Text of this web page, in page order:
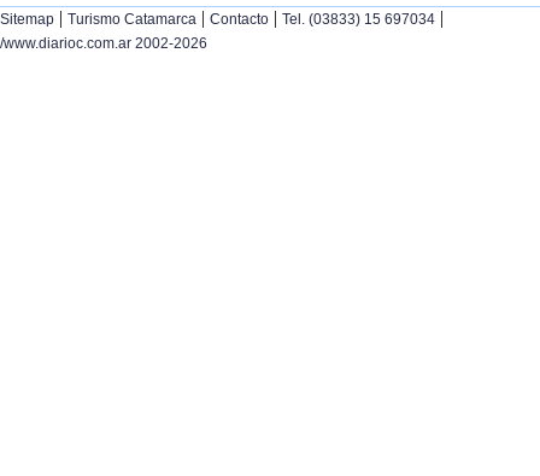
Sitemap | Turismo Catamarca | Contacto | Tel. (03833) 15 697034 |
/www.diarioc.com.ar 2002-2026